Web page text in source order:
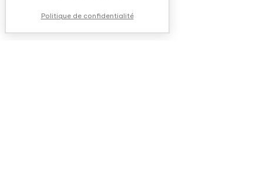
Politique de confidentialité